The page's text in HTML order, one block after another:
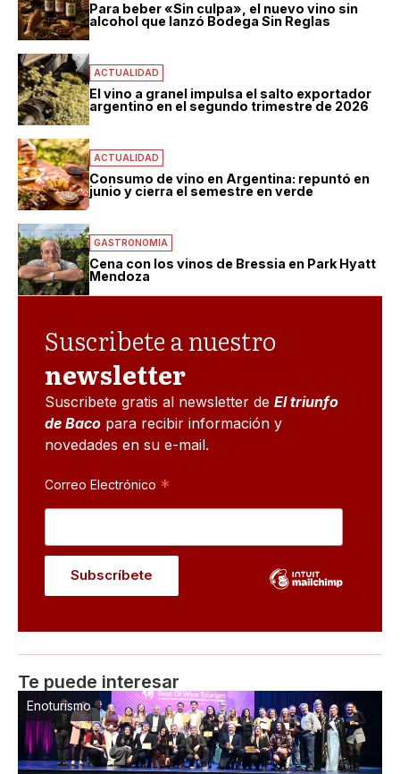
Para beber «Sin culpa», el nuevo vino sin
alcohol que lanzó Bodega Sin Reglas
ACTUALIDAD
El vino a granel impulsa el salto exportador
argentino en el segundo trimestre de 2026
ACTUALIDAD
Consumo de vino en Argentina: repuntó en
junio y cierra el semestre en verde
GASTRONOMIA
Cena con los vinos de Bressia en Park Hyatt
Mendoza
Suscribete a nuestro
newsletter
Suscribete gratis al newsletter de El triunfo
de Baco para recibir información y
novedades en su e-mail.
Correo Electrónico *
Te puede interesar
Enoturismo